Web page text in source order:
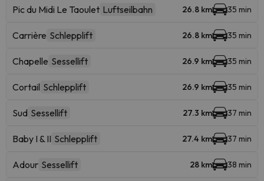
Pic du Midi Le Taoulet Luftseilbahn 26.8 km 35 min
Carrière Schlepplift 26.8 km 35 min
Chapelle Sessellift 26.9 km 35 min
Cortail Schlepplift 26.9 km 35 min
Sud Sessellift 27.3 km 37 min
Baby I & II Schlepplift 27.4 km 37 min
Adour Sessellift 28 km 38 min